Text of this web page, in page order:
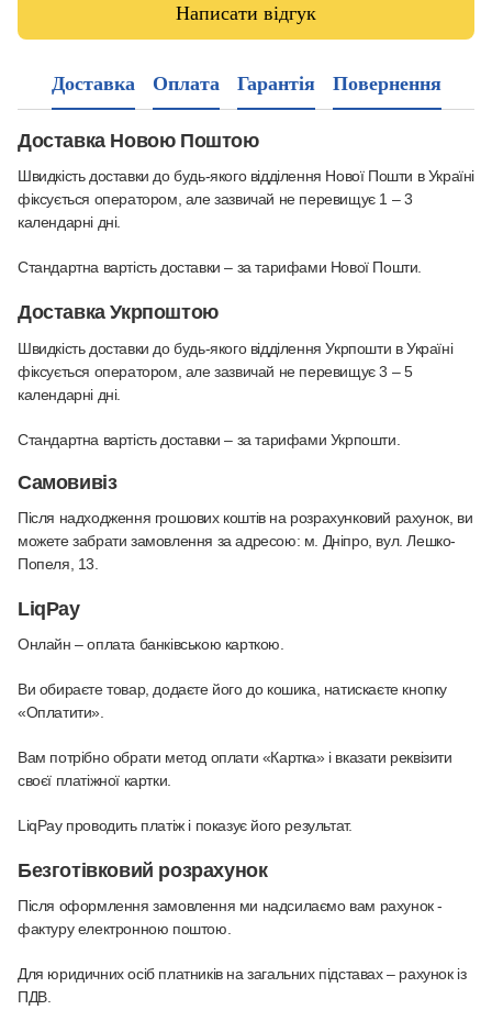
Написати відгук
Доставка Оплата Гарантія Повернення
Доставка Новою Поштою
Швидкість доставки до будь-якого відділення Нової Пошти в Україні
фіксується оператором, але зазвичай не перевищує 1 – 3
календарні дні.
Стандартна вартість доставки – за тарифами Нової Пошти.
Доставка Укрпоштою
Швидкість доставки до будь-якого відділення Укрпошти в Україні
фіксується оператором, але зазвичай не перевищує 3 – 5
календарні дні.
Стандартна вартість доставки – за тарифами Укрпошти.
Самовивіз
Після надходження грошових коштів на розрахунковий рахунок, ви
можете забрати замовлення за адресою: м. Дніпро, вул. Лешко-
Попеля, 13.
LiqPay
Онлайн – оплата банківською карткою
Ви обираєте товар, додаєте його до кошика, натискаєте кнопку
«Оплатити».
Вам потрібно обрати метод оплати «Картка» і вказати реквізити
своєї платіжної картки.
LiqPay проводить платіж і показує його результат.
Безготівковий розрахунок
Після оформлення замовлення ми надсилаємо вам рахунок -
фактуру електронною поштою.
Для юридичних осіб платників на загальних підставах – рахунок із
ПДВ.